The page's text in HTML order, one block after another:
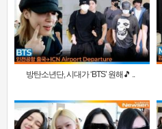
방탄소년단, 시대가 ‘BTS’ 원해🎵 ..